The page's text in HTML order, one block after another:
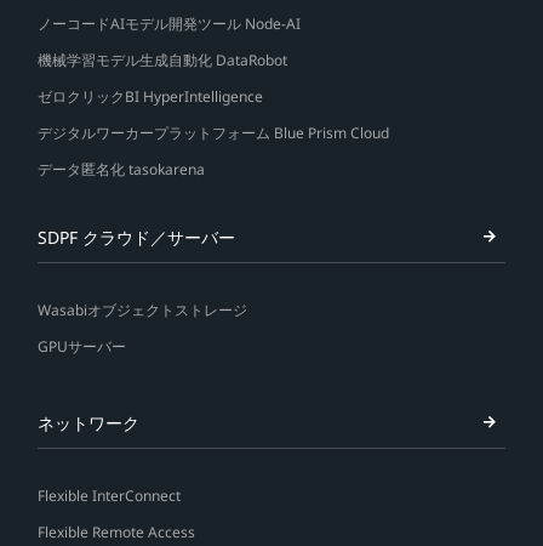
ノーコードAIモデル開発ツール Node-AI
機械学習モデル生成自動化 DataRobot
ゼロクリックBI HyperIntelligence
デジタルワーカープラットフォーム Blue Prism Cloud
データ匿名化 tasokarena
SDPF クラウド／サーバー
Wasabiオブジェクトストレージ
GPUサーバー
ネットワーク
Flexible InterConnect
Flexible Remote Access